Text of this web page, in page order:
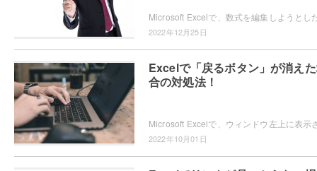
2022年12月25日
Excelで「戻るボタン」が消え
合の対処法！
2022年10月01日